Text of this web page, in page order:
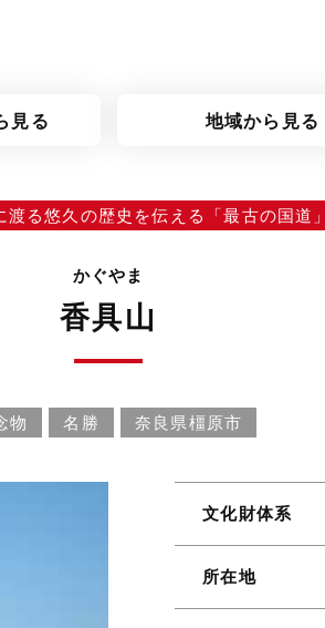
見る 地域から見る
る悠久の歴史を伝える「最古の国道」
かぐやま
香具山
物 名勝 奈良県橿原市
文化財体系
所在地